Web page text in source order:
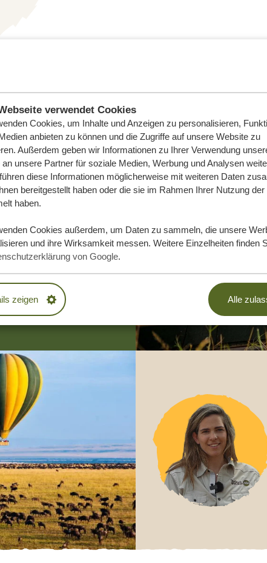
verwendet Cookies
Cookies, um Inhalte und Anzeigen zu personalisieren,
anbieten zu können und die Zugriffe auf unsere Website zu
Außerdem geben wir Informationen zu Ihrer Verwendung
unsere Partner für soziale Medien, Werbung und Analysen
diese Informationen möglicherweise mit weiteren Daten
bereitgestellt haben oder die sie im Rahmen Ihrer Nutzung der
haben.
Cookies außerdem, um Daten zu sammeln, die unsere
und ihre Wirksamkeit messen. Weitere Einzelheiten finden
von Google.
zeigen Alle